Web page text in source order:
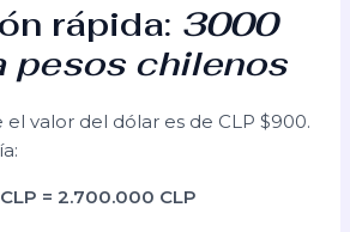
rápida: 3000
pesos chilenos
valor del dólar es de CLP $900.
= 2.700.000 CLP